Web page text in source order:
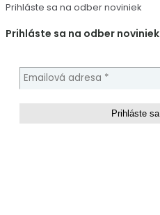
Prihláste sa na odber noviniek
Prihláste sa na odber noviniek